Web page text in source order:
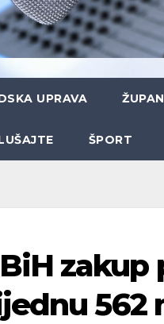
UPRAVA
ŠPORT
zakup
562